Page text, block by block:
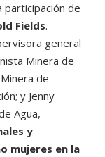
participación de
Fields.
general
Minera de
de
y Jenny
Agua,
y
mujeres en la